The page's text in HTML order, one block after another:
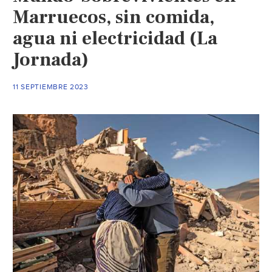
Marruecos, sin comida,
agua ni electricidad (La
Jornada)
11 SEPTIEMBRE 2023